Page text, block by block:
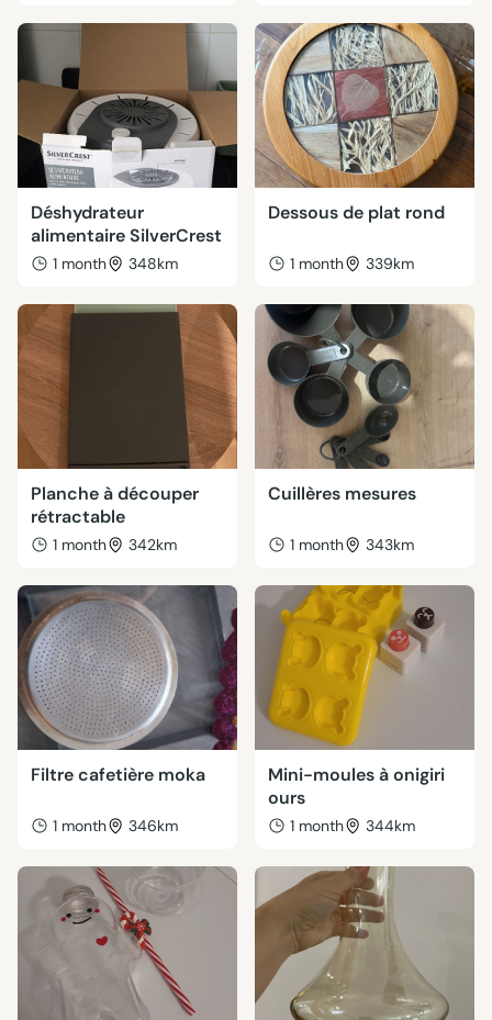
Déshydrateur
alimentaire SilverCrest
1 month 348km
Dessous de plat rond
1 month 339km
Planche à découper
rétractable
1 month 342km
Cuillères mesures
1 month 343km
Filtre cafetière moka
1 month 346km
Mini-moules à onigiri
ours
1 month 344km